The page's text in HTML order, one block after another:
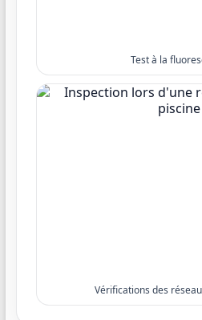
Test à la
Vérifications des